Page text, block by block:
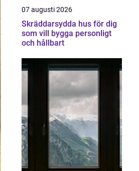
07 augusti 2026
Skräddarsydda hus för dig
som vill bygga personligt
och hållbart